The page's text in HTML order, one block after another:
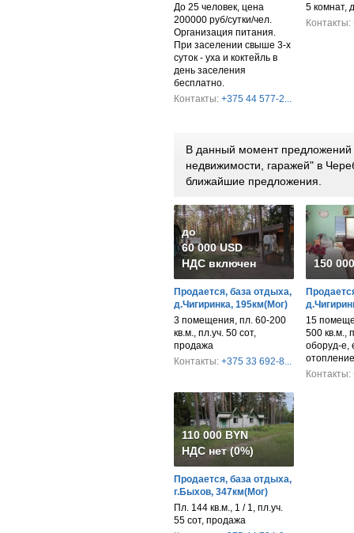
До 25 человек, цена
200000 руб/сутки/чел.
Организация питания.
При заселении свыше 3-х
суток - уха и коктейль в
день заселения
бесплатно.
Контакты: +375 44 577-2...
5 комнат,
Контакты:
В данный момент
недвижимости, гаражей" в
ближайшие предложения.
до
60 000 USD
НДС включен
Продается, база отдыха,
д.Чигиринка, 195км(Мог)
3 помещения, пл. 60-200
кв.м., пл.уч. 50 сот,
продажа
Контакты: +375 33 692-8...
150
15
500 кв.м.,
оборуд-е,
Контакты:
110 000 BYN
НДС нет (0%)
Продается, база отдыха,
г.Быхов, 347км(Мог)
Пл. 144 кв.м., 1 / 1, пл.уч.
55 сот, продажа